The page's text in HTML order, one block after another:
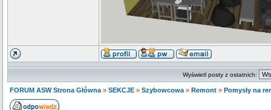
Wyświetl posty z ostatnich:
FORUM ASW Strona Główna » SEKCJE » Szybowcowa » Remont » Pomysły na